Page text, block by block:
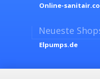
Online-
Neueste
Elpumps.de